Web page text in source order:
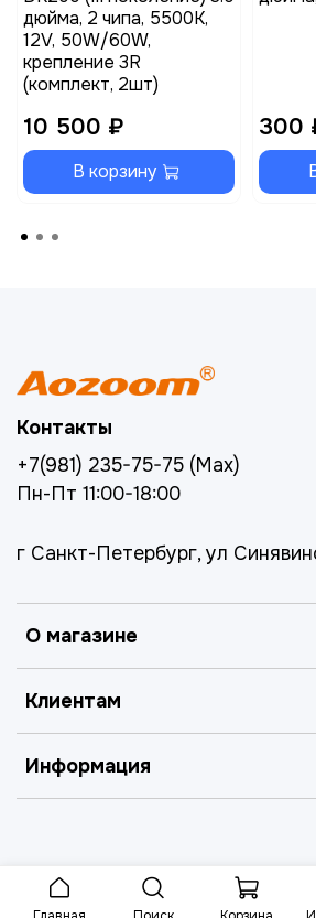
дюйма, 2 чипа, 5500K,
12V, 50W/60W,
крепление 3R
(комплект, 2шт)
10 500 ₽
В корзину
300
О магазине
Клиентам
Информация
Контакты
+7(981) 235-75-75 (Max)
Пн-Пт 11:00-18:00
г Санкт-Петербург, ул